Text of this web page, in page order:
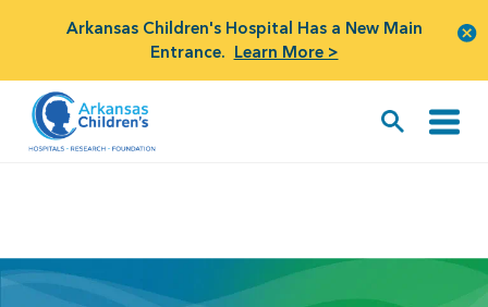
Arkansas Children's Hospital Has a New Main
Entrance. Learn More >